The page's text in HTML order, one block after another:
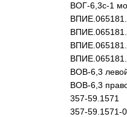
ВОГ-6,3с-1
ВОВ-6,3
ВОВ-6,3
357-59.1571
357-59.1571-